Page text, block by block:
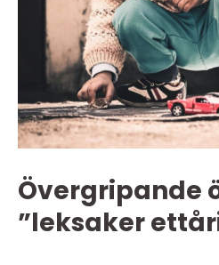
Övergripande
”leksaker